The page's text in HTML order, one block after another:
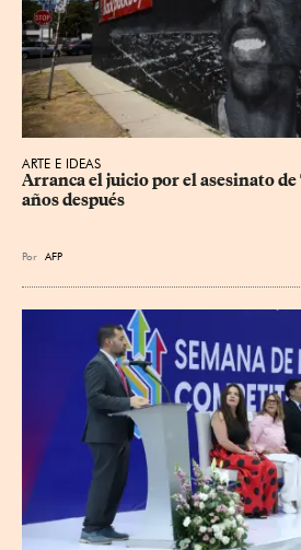
ARTE E IDEAS
Arranca el juicio por el asesinato de
años después
Por AFP